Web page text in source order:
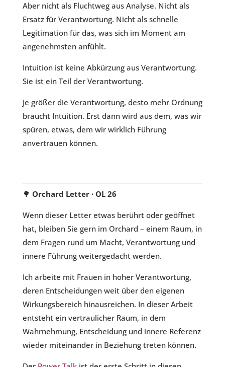
Aber nicht als Fluchtweg aus Analyse. Nicht als
Ersatz für Verantwortung. Nicht als schnelle
Legitimation für das, was sich im Moment am
angenehmsten anfühlt.
Intuition ist keine Abkürzung aus Verantwortung.
Sie ist ein Teil der Verantwortung.
Je größer die Verantwortung, desto mehr Ordnung
braucht Intuition. Erst dann wird aus dem, was wir
spüren, etwas, dem wir wirklich Führung
anvertrauen können.
🌳 Orchard Letter · OL 26
Wenn dieser Letter etwas berührt oder geöffnet
hat, bleiben Sie gern im Orchard – einem Raum, in
dem Fragen rund um Macht, Verantwortung und
innere Führung weitergedacht werden.
Ich arbeite mit Frauen in hoher Verantwortung,
deren Entscheidungen weit über den eigenen
Wirkungsbereich hinausreichen. In dieser Arbeit
entsteht ein vertraulicher Raum, in dem
Wahrnehmung, Entscheidung und innere Referenz
wieder miteinander in Beziehung treten können.